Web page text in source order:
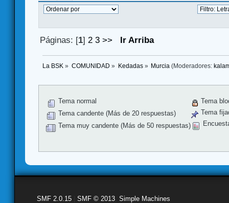
Páginas: [1] 2 3 >> Ir Arriba
La BSK » COMUNIDAD » Kedadas» Murcia (Moderadores:
Tema normal
Tema candente (Más de 20 respuestas)
Tema muy candente (Más de 50 respuestas)
Tema
Tema
SMF 2.0.15 SMF © 2013 Simple Machines